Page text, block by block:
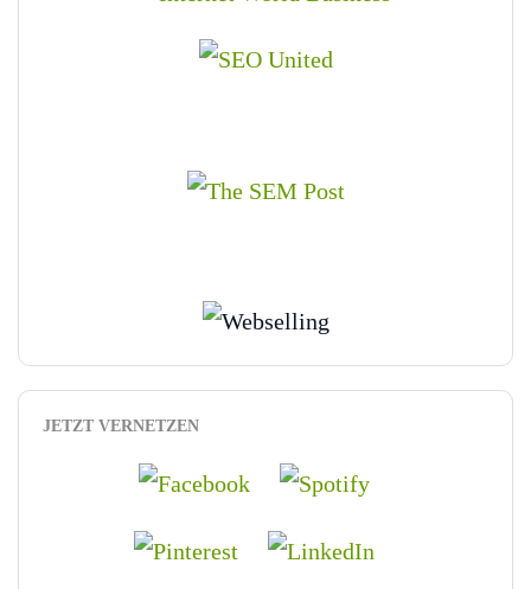
JETZT VERNETZEN